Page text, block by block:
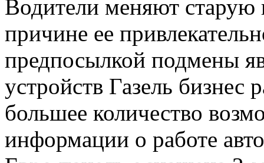
Водители меняют старую
причине ее
предпосылкой подмены
устройств Газель
большее количество
информации о работе